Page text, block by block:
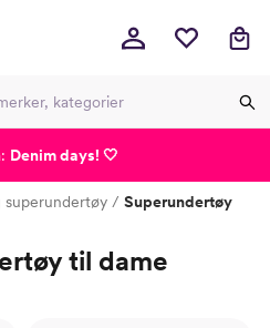
superundertøy Superundertøy
til dame
Denim days! 🤍
-
-
-
-